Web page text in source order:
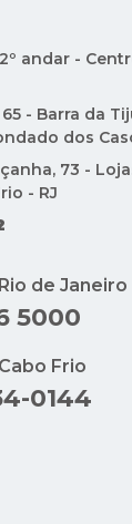
andar -
- Barra da
dos
73 -
- RJ
de Janeiro
5000
Frio
0144